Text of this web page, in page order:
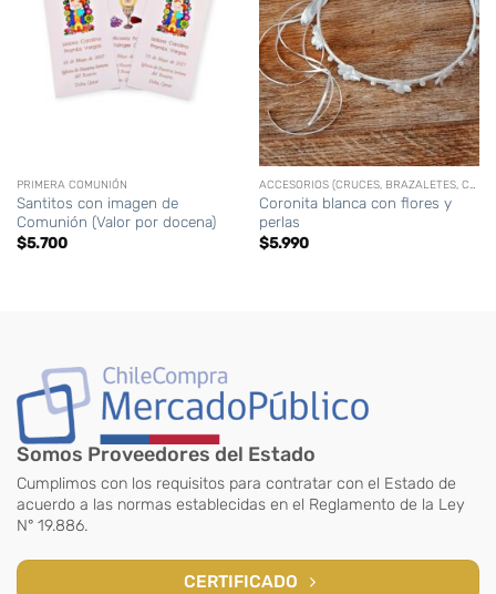
PRIMERA COMUNIÓN
Santitos con imagen de
Comunión (Valor por docena)
$5.700
ACCESORIOS (CRUCES, BRAZALETES, CORONAS,CIRIOS PERSONALIZADOS, ETC)
Coronita blanca con flores y
perlas
$5.990
Somos Proveedores del Estado
Cumplimos con los requisitos para contratar con el Estado de
acuerdo a las normas establecidas en el Reglamento de la Ley
N° 19.886.
CERTIFICADO